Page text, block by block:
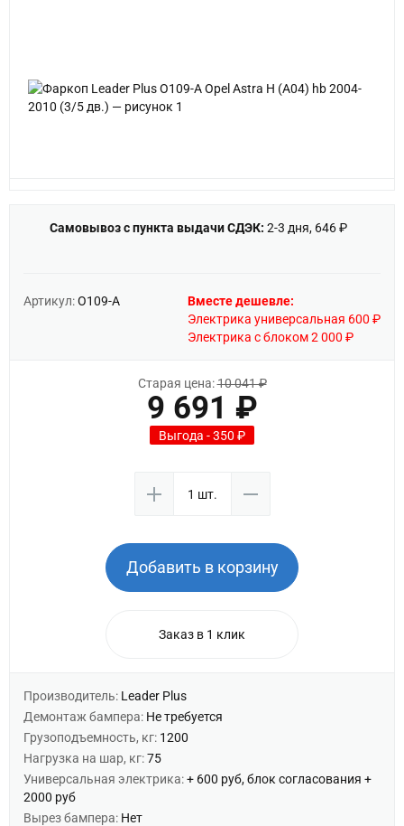
Самовывоз с пункта выдачи СДЭК: 2-3 дня, 646 ₽
Артикул:O109-A
Вместе дешевле:
Электрика универсальная 600 ₽
Электрика с блоком 2 000 ₽
Старая цена:10 041 ₽
9 691 ₽
Выгода - 350 ₽
Добавить в корзину
Заказ в 1 клик
Производитель: Leader Plus
Демонтаж бампера: Не требуется
Грузоподъемность, кг: 1200
Нагрузка на шар, кг:75
Универсальная электрика:+ 600 руб, блок согласования +
2000 руб
Вырез бампера: Нет